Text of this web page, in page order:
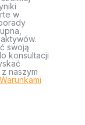
w
swoją
konsultacji
naszym
Warunkami